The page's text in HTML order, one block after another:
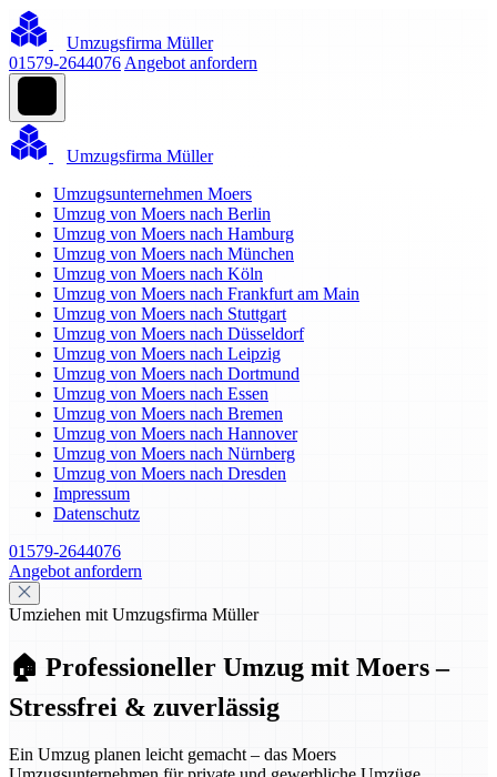
Umzugsfirma Müller
01579-2644076 Angebot anfordern
Umzugsfirma Müller
Umzugsunternehmen Moers
Umzug von Moers nach Berlin
Umzug von Moers nach Hamburg
Umzug von Moers nach München
Umzug von Moers nach Köln
Umzug von Moers nach Frankfurt am Main
Umzug von Moers nach Stuttgart
Umzug von Moers nach Düsseldorf
Umzug von Moers nach Leipzig
Umzug von Moers nach Dortmund
Umzug von Moers nach Essen
Umzug von Moers nach Bremen
Umzug von Moers nach Hannover
Umzug von Moers nach Nürnberg
Umzug von Moers nach Dresden
Impressum
Datenschutz
01579-2644076
Angebot anfordern
Umziehen mit Umzugsfirma Müller
🏠 Professioneller Umzug mit Moers –
Stressfrei & zuverlässig
Ein Umzug planen leicht gemacht – das Moers